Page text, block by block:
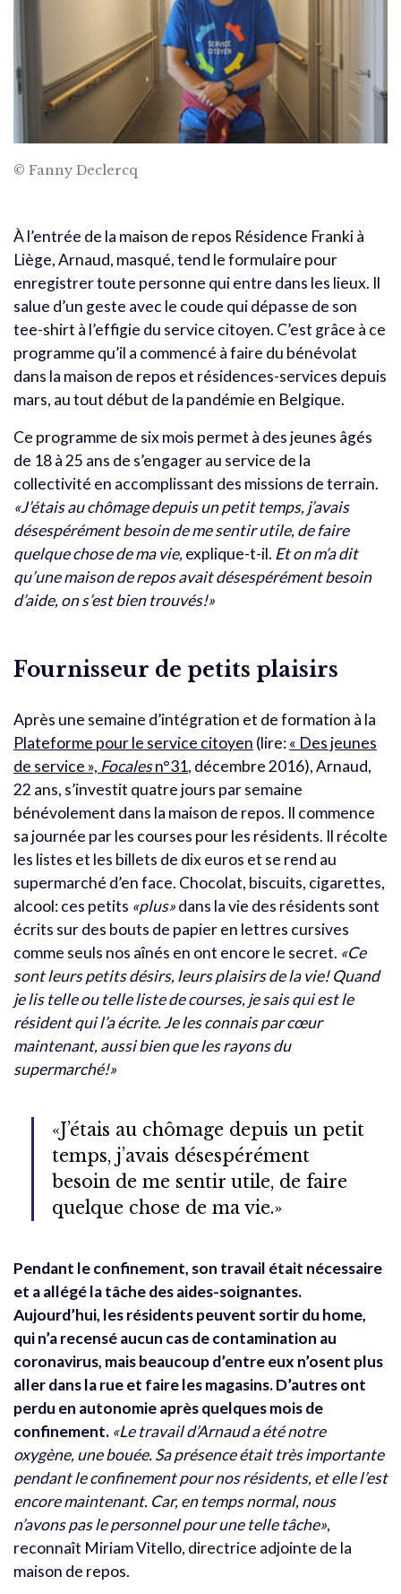
© Fanny Declercq
À l’entrée de la maison de repos Résidence Franki à
Liège, Arnaud, masqué, tend le formulaire pour
enregistrer toute personne qui entre dans les lieux. Il
salue d’un geste avec le coude qui dépasse de son
tee-shirt à l’effigie du service citoyen. C’est grâce à ce
programme qu’il a commencé à faire du bénévolat
dans la maison de repos et résidences-services depuis
mars, au tout début de la pandémie en Belgique.
Ce programme de six mois permet à des jeunes âgés
de 18 à 25 ans de s’engager au service de la
collectivité en accomplissant des missions de terrain.
«J’étais au chômage depuis un petit temps, j’avais
désespérément besoin de me sentir utile, de faire
quelque chose de ma vie,explique-t-il. Et on m’a dit
qu’une maison de repos avait désespérément besoin
d’aide, on s’est bien trouvés!»
Fournisseur de petits plaisirs
Après une semaine d’intégration et de formation à la
Plateforme pour le service citoyen (lire:« Des jeunes
de service », Focalesn°31, décembre 2016), Arnaud,
22 ans, s’investit quatre jours par semaine
bénévolement dans la maison de repos. Il commence
sa journée par les courses pour les résidents. Il récolte
les listes et les billets de dix euros et se rend au
supermarché d’en face. Chocolat, biscuits, cigarettes,
alcool: ces petits «plus»dans la vie des résidents sont
écrits sur des bouts de papier en lettres cursives
comme seuls nos aînés en ont encore le secret. «Ce
sont leurs petits désirs, leurs plaisirs de la vie! Quand
je lis telle ou telle liste de courses, je sais qui est le
résident qui l’a écrite. Je les connais par cœur
maintenant, aussi bien que les rayons du
supermarché!»
«J’étais au chômage depuis un petit
temps, j’avais désespérément
besoin de me sentir utile, de faire
quelque chose de ma vie.»
Pendant le confinement, son travail était nécessaire
et a allégé la tâche des aides-soignantes.
Aujourd’hui, les résidents peuvent sortir du home,
qui n’a recensé aucun cas de contamination au
coronavirus, mais beaucoup d’entre eux n’osent plus
aller dans la rue et faire les magasins. D’autres ont
perdu en autonomie après quelques mois de
confinement. «Le travail d’Arnaud a été notre
oxygène, une bouée. Sa présence était très importante
pendant le confinement pour nos résidents, et elle l’est
encore maintenant. Car, en temps normal, nous
n’avons pas le personnel pour une telle tâche»,
reconnaît Miriam Vitello, directrice adjointe de la
maison de repos.